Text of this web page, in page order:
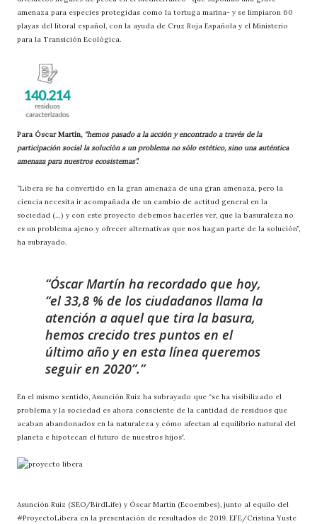
amenaza para especies protegidas como la tortuga marina- y se limpiaron 60
playas del litoral español, con la ayuda de Cruz Roja Española y el Ministerio
para la Transición Ecológica.
Para Óscar Martín, “hemos pasado a la acción y encontrado a través de la
participación social la solución a un problema no sólo estético, sino una auténtica
amenaza para nuestros ecosistemas”.
“Libera se ha convertido en la gran amenaza de una gran amenaza, pero la
ciencia necesita ir acompañada de un cambio de actitud general en la
sociedad (…) y con este proyecto debemos hacerles ver, que la basuraleza no
es un problema ajeno y ofrecer alternativas que nos hagan parte de la solución”,
ha subrayado.
Óscar Martín ha recordado que hoy,
“el 33,8 % de los ciudadanos llama la
atención a aquel que tira la basura,
hemos crecido tres puntos en el
último año y en esta línea queremos
seguir en 2020”.
En el mismo sentido, Asunción Ruiz ha subrayado que “se ha visibilizado el
problema y la sociedad es ahora consciente de la cantidad de residuos que
acaban abandonados en la naturaleza y cómo afectan al equilibrio natural del
planeta e hipotecan el futuro de nuestros hijos”.
Asunción Ruiz (SEO/BirdLife) y Óscar Martín (Ecoembes), junto al equilo del
#ProyectoLibera en la presentación de resultados de 2019. EFE/Cristina Yuste